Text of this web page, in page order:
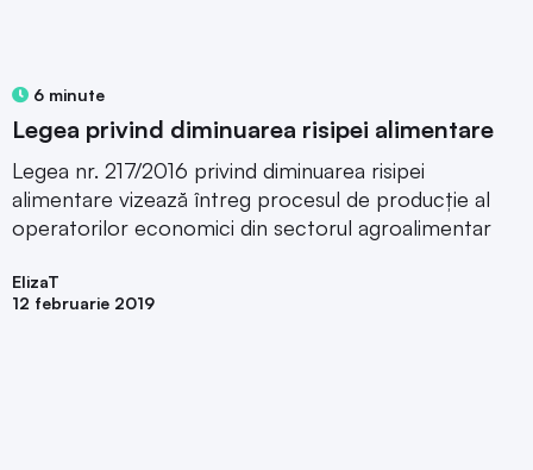
6 minute
Legea privind diminuarea risipei alimentare
Legea nr. 217/2016 privind diminuarea risipei
alimentare vizează întreg procesul de producţie al
operatorilor economici din sectorul agroalimentar
ElizaT
12 februarie 2019